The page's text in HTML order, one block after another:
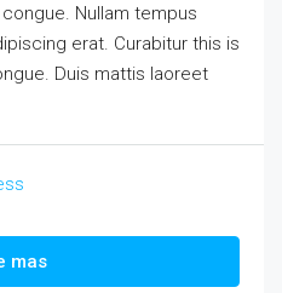
Nullam tempus
erat. Curabitur this is
Duis mattis laoreet
mas